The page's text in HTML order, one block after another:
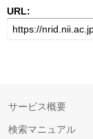
URL:
サービス概要
検索マニュアル